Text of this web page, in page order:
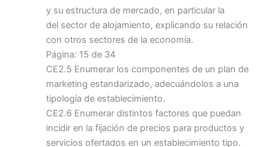
y su estructura de mercado, en particular la
del sector de alojamiento, explicando su relación
con otros sectores de la economía.
Página: 15 de 34
CE2.5 Enumerar los componentes de un plan de
marketing estandarizado, adecuándolos a una
tipología de establecimiento.
CE2.6 Enumerar distintos factores que puedan
incidir en la fijación de precios para productos y
servicios ofertados en un establecimiento tipo.